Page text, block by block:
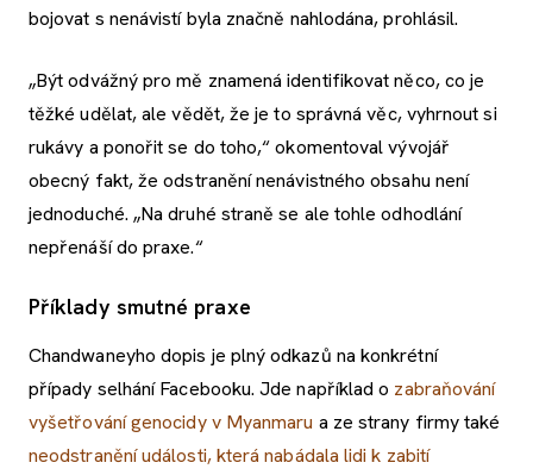
bojovat s nenávistí byla značně nahlodána, prohlásil.
„Být odvážný pro mě znamená identifikovat něco, co je
těžké udělat, ale vědět, že je to správná věc, vyhrnout si
rukávy a ponořit se do toho,“ okomentoval vývojář
obecný fakt, že odstranění nenávistného obsahu není
jednoduché. „Na druhé straně se ale tohle odhodlání
nepřenáší do praxe.“
Příklady smutné praxe
Chandwaneyho dopis je plný odkazů na konkrétní
případy selhání Facebooku. Jde například o zabraňování
vyšetřování genocidy v Myanmaru a ze strany firmy také
neodstranění události, která nabádala lidi k zabití